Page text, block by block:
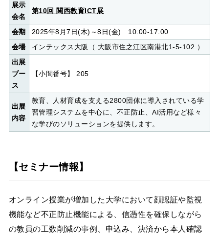
展示
会名
第10回 関西教育ICT展
会期
2025年8月7日(木)～8日(金) 10:00-17:00
会場
インテックス大阪（ 大阪市住之江区南港北1-5-102 ）
出展
ブー
ス
【小間番号】 205
出展
内容
教育、人材育成を支える2800団体に導入されている学
習管理システムを中心に、不正防止、AI活用など様々
な学びのソリューションを提供します。
【セミナー情報】
オンライン授業が増加した大学において顔認証や監視
機能など不正防止機能による、信憑性を確保しながら
の教員の工数削減の事例、申込み、決済から本人確認